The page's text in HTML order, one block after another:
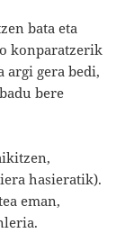
bata eta
konparatzerik
argi gera bedi,
bere
hasieratik).
eman,